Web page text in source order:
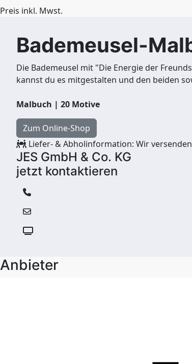
Preis inkl. Mwst.
Bademeusel-
Die Bademeusel mit "Die Energie der
kannst du es mitgestalten und den beiden
Malbuch | 20 Motive
Zum Online-Shop
Liefer- & Abholinformation: Wir
JES GmbH & Co. KG
jetzt kontaktieren
Anbieter